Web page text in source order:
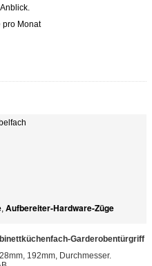
pro Monat
, Aufbereiter-Hardware-Züge
Garderobentürgriff
192mm, Durchmesser.